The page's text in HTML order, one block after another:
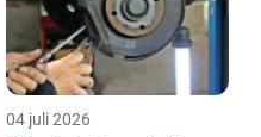
04 juli 2026